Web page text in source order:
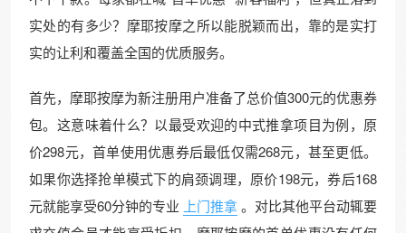
实处的有多少？摩耶按摩之所以能脱颖而出，靠的是实打
实的让利和覆盖全国的优质服务。
首先，摩耶按摩为新注册用户准备了总价值300元的优惠券
包。这意味着什么？以最受欢迎的中式推拿项目为例，原
价298元，首单使用优惠券后最低仅需268元，甚至更低。
如果你选择抢单模式下的肩颈调理，原价198元，券后168
元就能享受60分钟的专业 上门推拿。对比其他平台动辄要